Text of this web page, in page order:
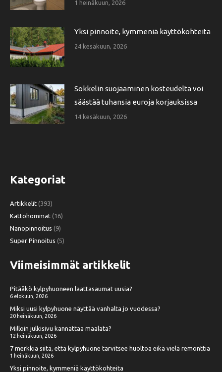
1 heinäkuun, 2026
Yksi pinnoite, kymmeniä käyttökohteita
24 kesäkuun, 2026
Sokkelin suojaaminen kosteudelta voi
säästää tuhansia euroja korjauksissa
14 kesäkuun, 2026
Kategoriat
Artikkelit (393)
Kattohommat (16)
Nanopinnoitus (9)
Super Pinnoitus (5)
Viimeisimmät artikkelit
Pitääkö kylpyhuoneen laattasaumat uusia?
6 elokuun, 2026
Miksi uusi kylpyhuone näyttää vanhalta jo vuodessa?
20 heinäkuun, 2026
Milloin julkisivu kannattaa maalata?
12 heinäkuun, 2026
7 merkkiä siitä, että kylpyhuone tarvitsee huoltoa eikä vielä remonttia
1 heinäkuun, 2026
Yksi pinnoite, kymmeniä käyttökohteita